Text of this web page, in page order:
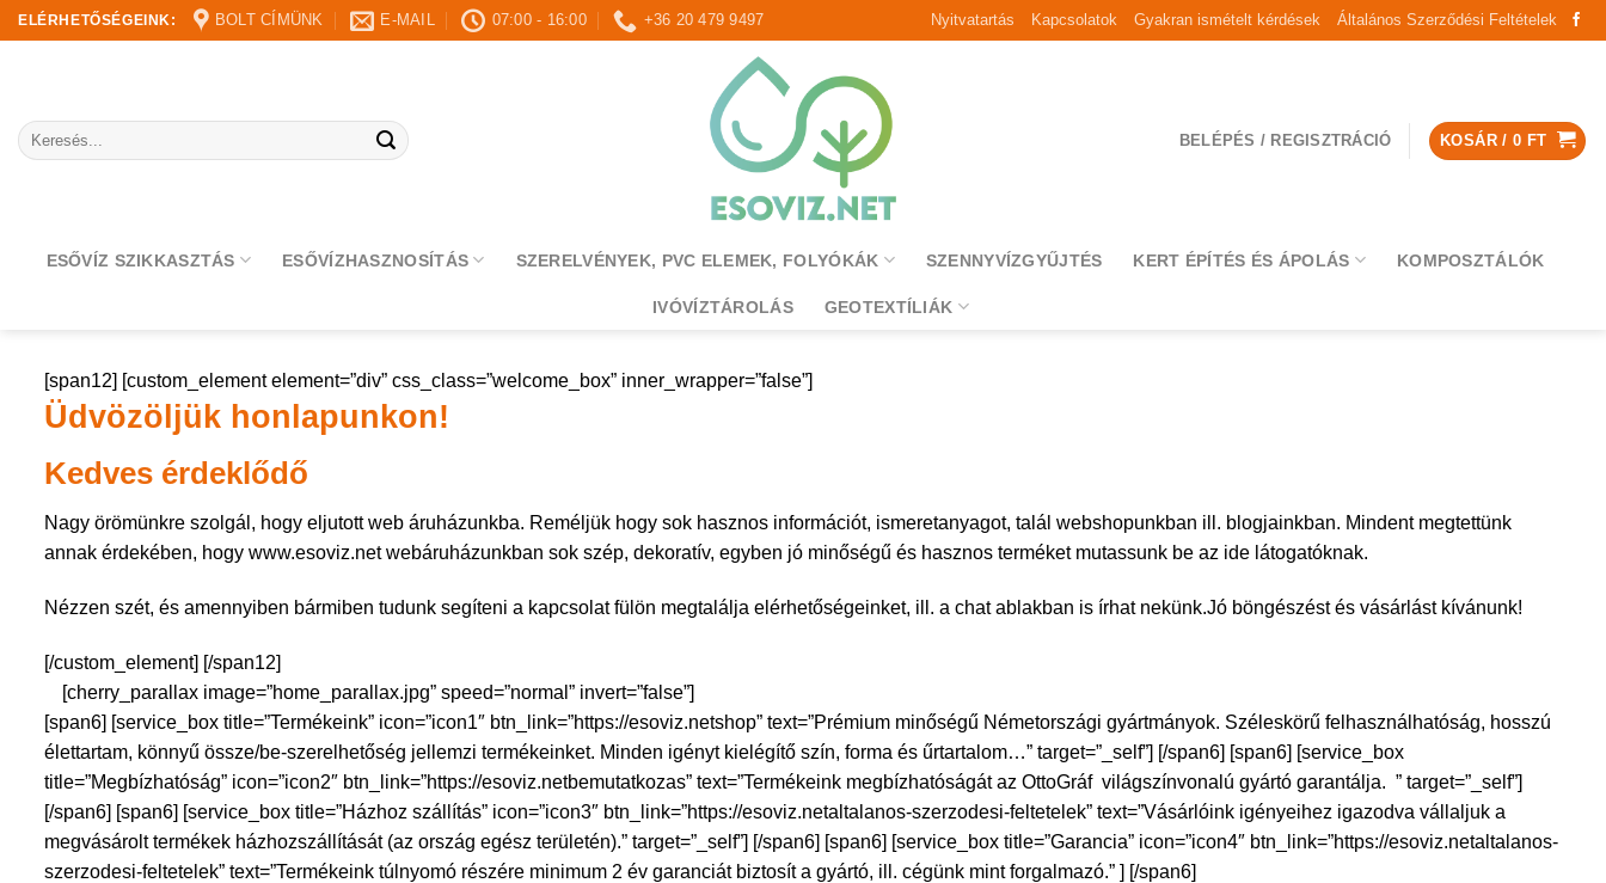
Skip
to
ELÉRHETŐSÉGEINK: BOLT CÍMÜNK E-MAIL 07:00 - 16:00 +36 20 479 9497 Nyitvatartás Kapcsolatok Gyakran ismételt kérdések Általános Szerződési Feltételek
Keresés
a
BELÉPÉS / REGISZTRÁCIÓ KOSÁR /0 FT
ESŐVÍZ SZIKKASZTÁS ESŐVÍZHASZNOSÍTÁS SZERELVÉNYEK, PVC ELEMEK, FOLYÓKÁK SZENNYVÍZGYŰJTÉS KERT ÉPÍTÉS ÉS ÁPOLÁS KOMPOSZTÁLÓK
IVÓVÍZTÁROLÁS GEOTEXTÍLIÁK
[span12] [custom_element element=”div” css_class=”welcome_box” inner_wrapper=”false”]
Üdvözöljük honlapunkon!
Kedves érdeklődő
Nagy örömünkre szolgál, hogy eljutott web áruházunkba. Reméljük hogy sok hasznos információt, ismeretanyagot, talál webshopunkban ill. blogjainkban. Mindent megtettünk
annak érdekében, hogy www.esoviz.netwebáruházunkban sok szép, dekoratív, egyben jó minőségű és hasznos terméket mutassunk be az ide látogatóknak.
Nézzen szét, és amennyiben bármiben tudunk segíteni a kapcsolat fülön megtalálja elérhetőségeinket, ill. a chat ablakban is írhat nekünk.Jó böngészést és vásárlást kívánunk!
[/custom_element] [/span12]
[cherry_parallax image=”home_parallax.jpg” speed=”normal” invert=”false”]
[span6] [service_box title=”Termékeink” icon=”icon1″ btn_link=”https://esoviz.netshop” text=”Prémium minőségű Németországi gyártmányok. Széleskörű felhasználhatóság, hosszú
élettartam, könnyű össze/be-szerelhetőség jellemzi termékeinket. Minden igényt kielégítő szín, forma és űrtartalom…” target=”_self”] [/span6] [span6] [service_box
title=”Megbízhatóság” icon=”icon2″ btn_link=”https://esoviz.netbemutatkozas” text=”Termékeink megbízhatóságát az OttoGráf világszínvonalú gyártó garantálja. ” target=”_self”]
[/span6] [span6] [service_box title=”Házhoz szállítás” icon=”icon3″ btn_link=”https://esoviz.netaltalanos-szerzodesi-feltetelek” text=”Vásárlóink igényeihez igazodva vállaljuk a
megvásárolt termékek házhozszállítását (az ország egész területén).” target=”_self”] [/span6] [span6] [service_box title=”Garancia” icon=”icon4″ btn_link=”https://esoviz.netaltalanos-
szerzodesi-feltetelek” text=”Termékeink túlnyomó részére minimum 2 év garanciát biztosít a gyártó, ill. cégünk mint forgalmazó.” ] [/span6]